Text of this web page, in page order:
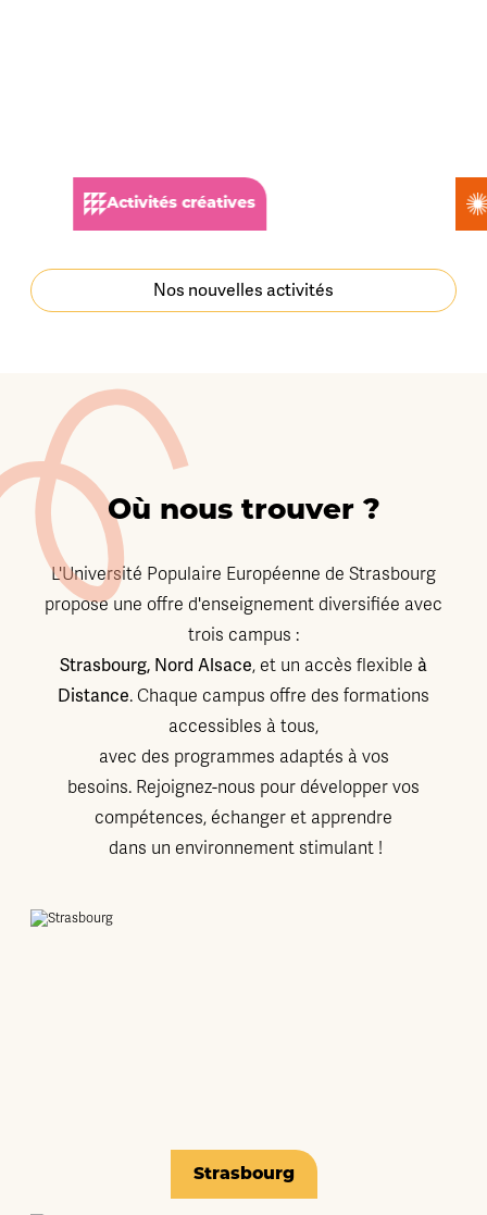
Activités créatives
Nos nouvelles activités
Où nous trouver ?
L'Université Populaire Européenne de Strasbourg
propose une offre d'enseignement diversifiée avec
trois campus :
Strasbourg, Nord Alsace, et un accès flexible à
Distance. Chaque campus offre des formations
accessibles à tous,
avec des programmes adaptés à vos
besoins. Rejoignez-nous pour développer vos
compétences, échanger et apprendre
dans un environnement stimulant !
Strasbourg